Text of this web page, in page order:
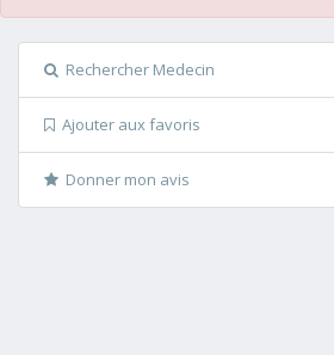
Rechercher Medecin
Ajouter aux favoris
Donner mon avis